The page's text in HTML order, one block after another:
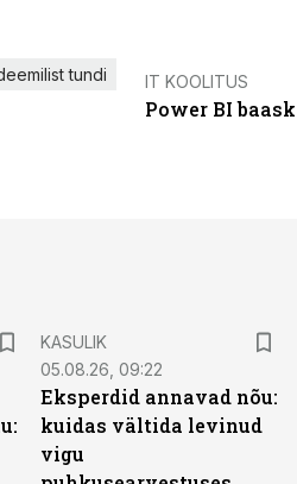
tundi IT KOOLITUS
Power BI
KASULIK
05.08.26, 09:22
Eksperdid annavad nõu:
kuidas vältida levinud
vigu